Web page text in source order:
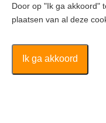
ZZPers
Inschrijven
Door op "Ik ga akkoord"
plaatsen van al deze
Ik ga akkoord